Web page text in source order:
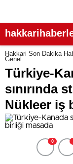
Hakkari Son Dakika
Genel
Türkiye-
sınırında
Nükleer iş
0